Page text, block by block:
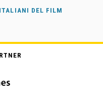
DEL FILM